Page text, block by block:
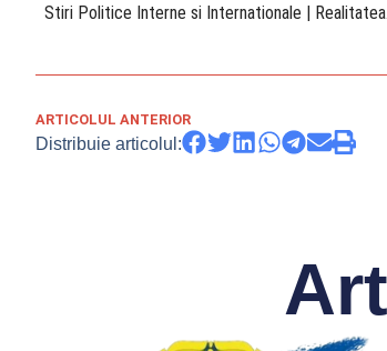
Stiri Politice Interne si Internationale |
ARTICOLUL ANTERIOR
Distribuie articolul: